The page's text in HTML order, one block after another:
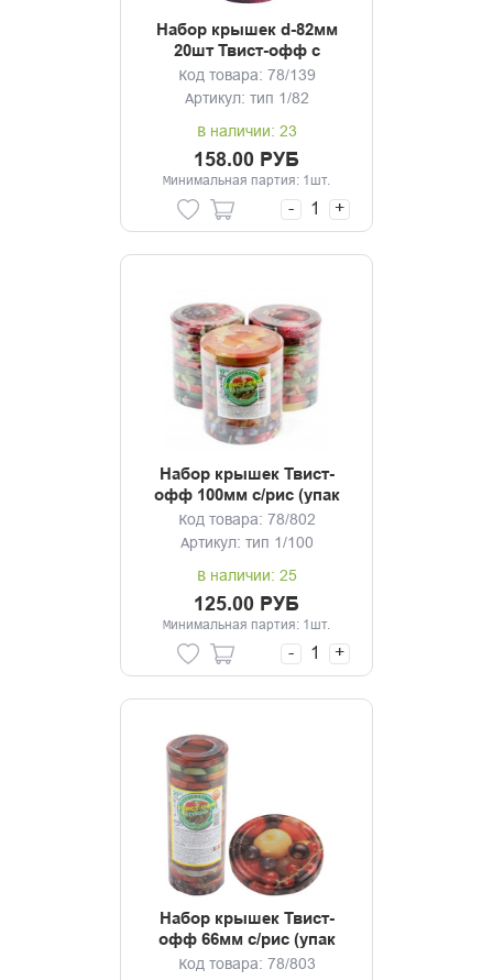
Набор крышек d-82мм
20шт Твист-офф с
рисунком
Код товара: 78/139
Артикул: тип 1/82
В наличии: 23
158.00 РУБ
Минимальная партия: 1шт.
- +
Набор крышек Твист-
офф 100мм с/рис (упак
10шт) Элитная
Код товара: 78/802
Артикул: тип 1/100
В наличии: 25
125.00 РУБ
Минимальная партия: 1шт.
- +
Набор крышек Твист-
офф 66мм с/рис (упак
20шт) Элитная
Код товара: 78/803